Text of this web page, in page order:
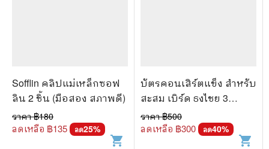
Sofflin คลิปแม่เหล็กซอฟ
ลิน 2 ชิ้น (มือสอง สภาพดี)
ราคา ฿180
ลดเหลือ ฿135 ลด25%
shopping_cart
บัตรคอนเสิร์ตแข็ง สำหรับ
สะสม เบิร์ด ธงไชย 3
คอนเสิร์ต ขายรวม 6 ใบ +
แถมไฟ 2 ชิ้น
ราคา ฿500
ลดเหลือ ฿300 ลด40%
shopping_cart